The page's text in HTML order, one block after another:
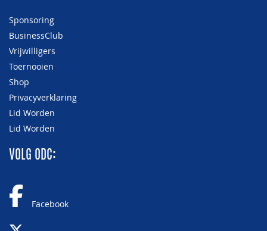
Sponsoring
BusinessClub
Vrijwilligers
Toernooien
Shop
Privacyverklaring
Lid Worden
Lid Worden
VOLG ODC:
Facebook